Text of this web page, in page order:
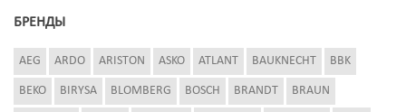
БРЕНДЫ
AEG ARDO ARISTON ASKO ATLANT BAUKNECHT BBK
BEKO BIRYSA BLOMBERG BOSCH BRANDT BRAUN